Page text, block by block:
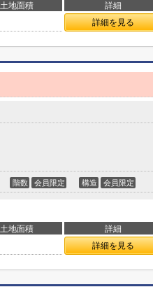
土地面積 詳細
詳細を見る
階数 会員限定 構造 会員限定
土地面積 詳細
詳細を見る